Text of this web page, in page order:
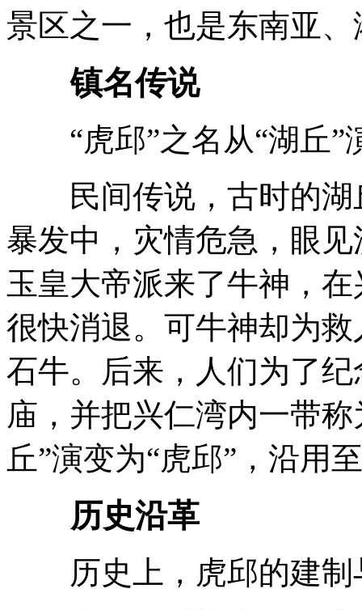
景区之一，也是东南亚
镇名传说
“虎邱”之名从“湖丘”
民间传说，古时的湖
暴发中，灾情危急，眼
玉皇大帝派来了牛神，
很快消退。可牛神却为
石牛。后来，人们为了
庙，并把兴仁湾内一带
丘”演变为“虎邱”，沿用
历史沿革
历史上，虎邱的建制